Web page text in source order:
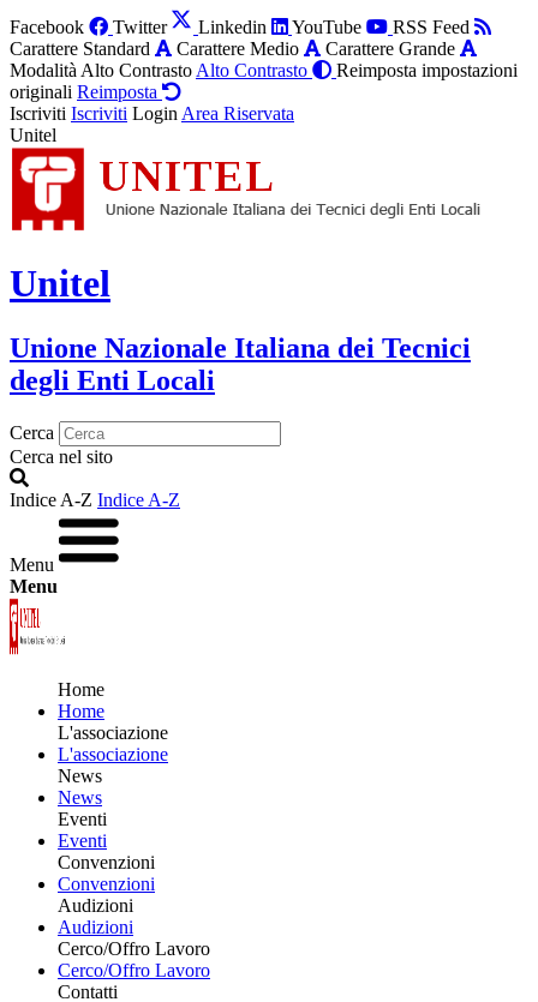
Facebook Twitter Linkedin YouTube
RSS Feed
Carattere Standard
Carattere Medio
Carattere Grande
Modalità Alto Contrasto Alto Contrasto
Reimposta impostazioni
originali Reimposta
Iscriviti Iscriviti Login Area Riservata
Unitel
Unitel
Unione Nazionale Italiana dei Tecnici
degli Enti Locali
Cerca
Cerca nel sito
Indice A-Z Indice A-Z
Menu
Menu
Home
Home
L'associazione
L'associazione
News
News
Eventi
Eventi
Convenzioni
Convenzioni
Audizioni
Audizioni
Cerco/Offro Lavoro
Cerco/Offro Lavoro
Contatti